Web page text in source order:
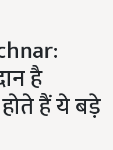
है
हैं ये बड़े